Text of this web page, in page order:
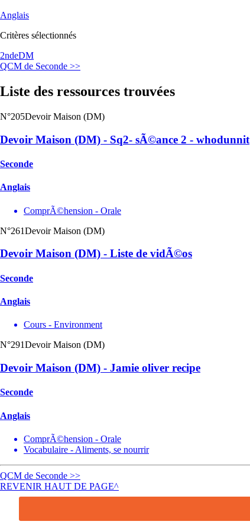
Anglais
Critères sélectionnés
2ndeDM
QCM de Seconde >>
Liste des ressources trouvées
N°205Devoir Maison (DM)
Devoir Maison (DM) - Sq2- sÃ©ance 2 - whodunnit
Seconde
Anglais
ComprÃ©hension - Orale
N°261Devoir Maison (DM)
Devoir Maison (DM) - Liste de vidÃ©os
Seconde
Anglais
Cours - Environment
N°291Devoir Maison (DM)
Devoir Maison (DM) - Jamie oliver recipe
Seconde
Anglais
ComprÃ©hension - Orale
Vocabulaire - Aliments, se nourrir
QCM de Seconde >>
REVENIR HAUT DE PAGE^